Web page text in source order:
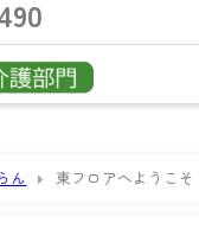
ん 東フロアへようこそ